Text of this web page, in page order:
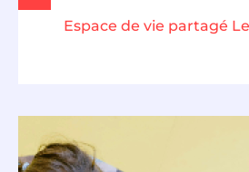
Espace de vie partagé